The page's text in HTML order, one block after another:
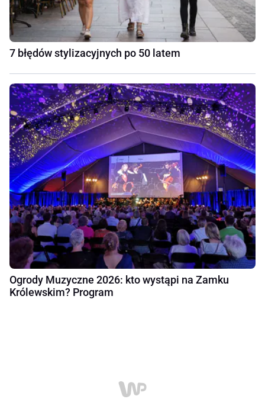
7 błędów stylizacyjnych po 50 latem
Ogrody Muzyczne 2026: kto wystąpi na Zamku
Królewskim? Program